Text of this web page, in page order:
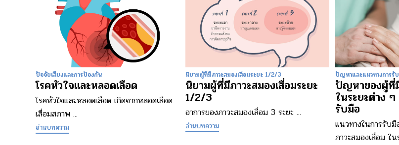
ปัจจัยเสี่ยงและการป้องกัน
โรคหัวใจและหลอดเลือด
โรคหัวใจและหลอดเลือด เกิดจากหลอดเลือด
เสื่อมสภาพ ...
อ่านบทความ
นิยามผู้ที่มีภาวะสมองเสื่อมระยะ 1/2/3
นิยามผู้ที่มีภาวะสมองเสื่อมระยะ
1/2/3
อาการของภาวะสมองเสื่อม 3 ระยะ ...
อ่านบทความ
ปัญหาและแนวทางการรั
ปัญหาของผู้ที่
ในระยะต่าง
รับมือ
แนวทางในการรั
ภาวะสมองเสื่อม ใน